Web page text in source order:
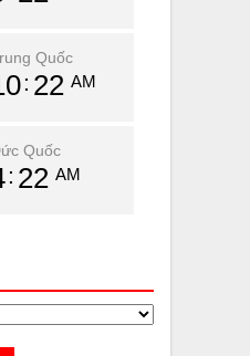
Quốc
22 AM
Quốc
22 AM